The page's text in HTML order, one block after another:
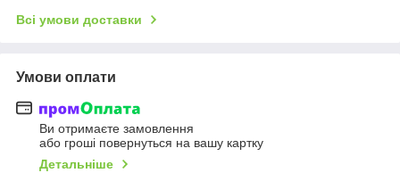
Всі умови доставки
Умови оплати
Ви отримаєте замовлення
або гроші повернуться на вашу картку
Детальніше